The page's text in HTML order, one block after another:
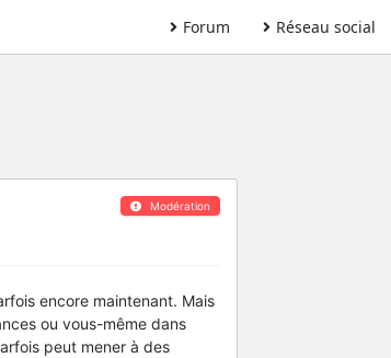
Forum Réseau social
Modération
encore maintenant. Mais
ou vous-même dans
peut mener à des